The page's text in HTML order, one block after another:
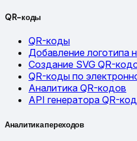
QR-коды
QR-коды
Добавление логотипа
Создание SVG QR-
QR-коды по
Аналитика QR-кодов
API генератора QR-
Аналитика переходов